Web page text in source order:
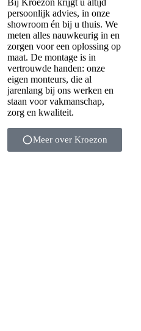
persoonlijk advies, in onze
showroom én bij u thuis. We
meten alles nauwkeurig in en
zorgen voor een oplossing op
maat. De montage is in
vertrouwde handen: onze
eigen monteurs, die al
jarenlang bij ons werken en
staan voor vakmanschap,
zorg en kwaliteit.
Meer over Kroezon